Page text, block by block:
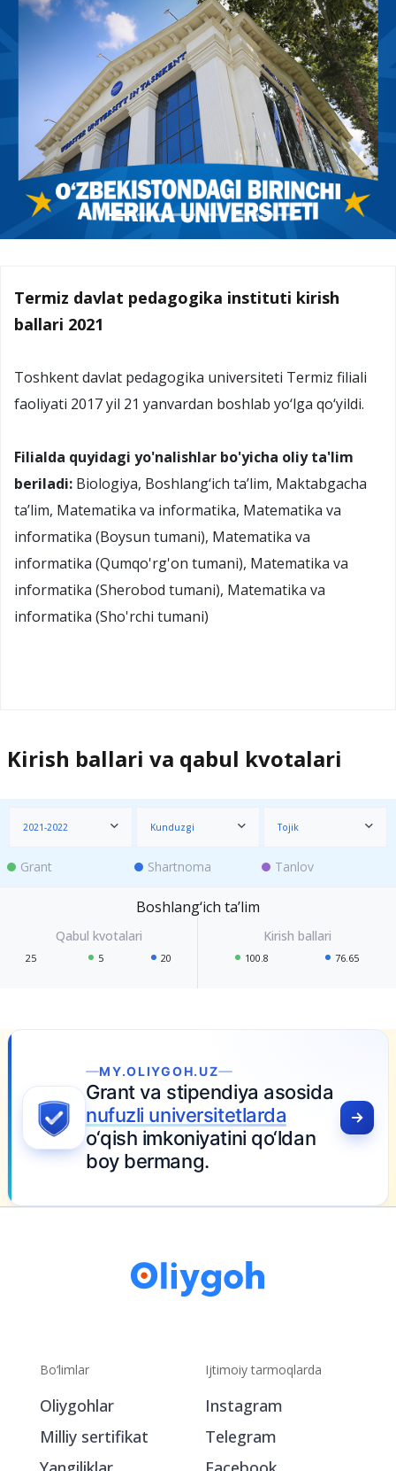
Termiz davlat pedagogika instituti kirish
ballari 2021
Toshkent davlat pedagogika universiteti Termiz filiali
faoliyati 2017 yil 21 yanvardan boshlab yo‘lga qo‘yildi.
Filialda quyidagi yo'nalishlar bo'yicha oliy ta'lim
beriladi: Biologiya, Boshlang‘ich ta’lim, Maktabgacha
ta’lim, Matematika va informatika, Matematika va
informatika (Boysun tumani), Matematika va
informatika (Qumqo'rg'on tumani), Matematika va
informatika (Sherobod tumani), Matematika va
informatika (Sho'rchi tumani)
Kirish ballari va qabul kvotalari
2021-2022 Kunduzgi Tojik
Grant Shartnoma Tanlov
Boshlang‘ich ta’lim
25 5 20 100.8 76.65
MY.OLIYGOH.UZ
Grant va stipendiya asosida
nufuzli universitetlarda
o‘qish imkoniyatini qo‘ldan
boy bermang.
Bo‘limlar
Oliygohlar
Milliy sertifikat
Ijtimoiy tarmoqlarda
Instagram
Telegram